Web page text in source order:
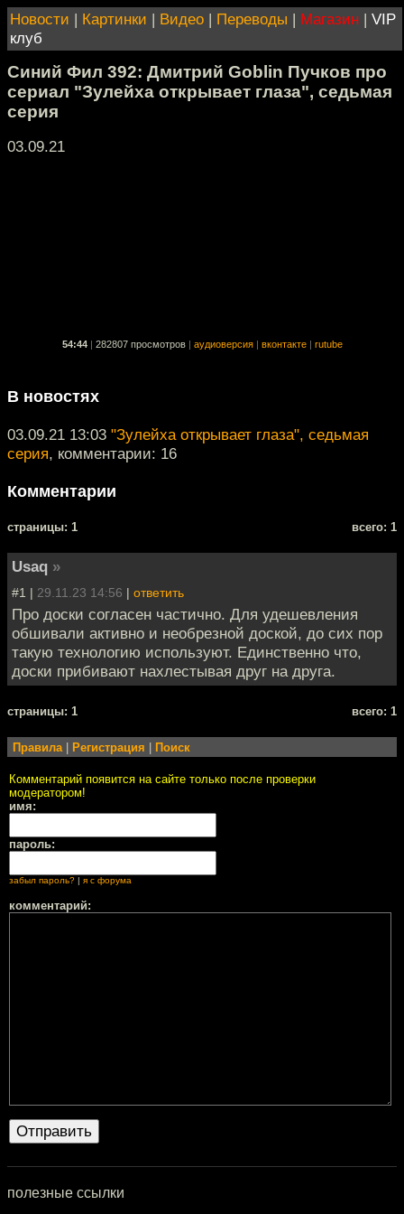
Новости | Картинки | Видео | Переводы | Магазин | VIP
клуб
Синий Фил 392: Дмитрий Goblin Пучков про
сериал "Зулейха открывает глаза", седьмая
серия
03.09.21
54:44 282807 просмотров аудиоверсия вконтакте rutube
В новостях
03.09.21 13:03 "Зулейха открывает глаза", седьмая
серия, комментарии: 16
Комментарии
cтраницы: 1 всего: 1
Usaq »
#1 | 29.11.23 14:56 | ответить
Про доски согласен частично. Для удешевления
обшивали активно и необрезной доской, до сих пор
такую технологию используют. Единственно что,
доски прибивают нахлестывая друг на друга.
cтраницы: 1 всего: 1
Правила| Регистрация Поиск
Комментарий появится на сайте только после проверки
модератором!
имя:
пароль:
забыл пароль? я с форума
комментарий:
полезные ссылки